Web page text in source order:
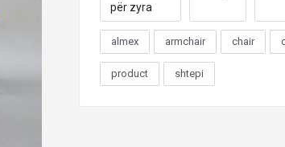
për zyra
almex armchair chair
product shtepi